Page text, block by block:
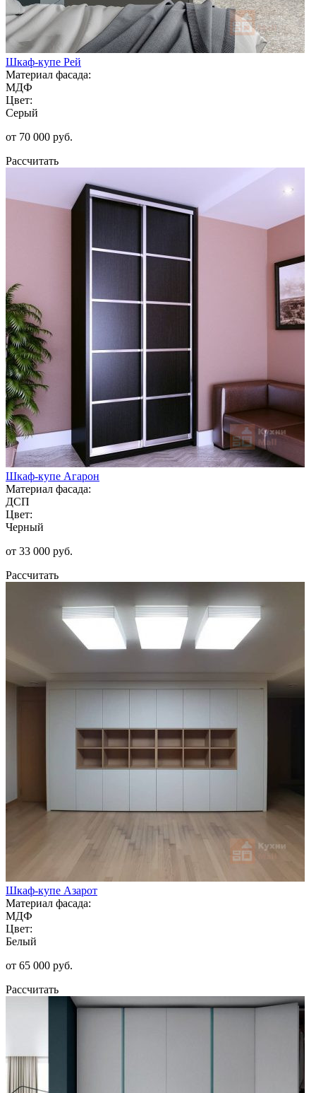
Шкаф-купе Рей
Материал фасада:
МДФ
Цвет:
Серый
от 70 000 руб.
Рассчитать
Шкаф-купе Агарон
Материал фасада:
ДСП
Цвет:
Черный
от 33 000 руб.
Рассчитать
Шкаф-купе Азарот
Материал фасада:
МДФ
Цвет:
Белый
от 65 000 руб.
Рассчитать